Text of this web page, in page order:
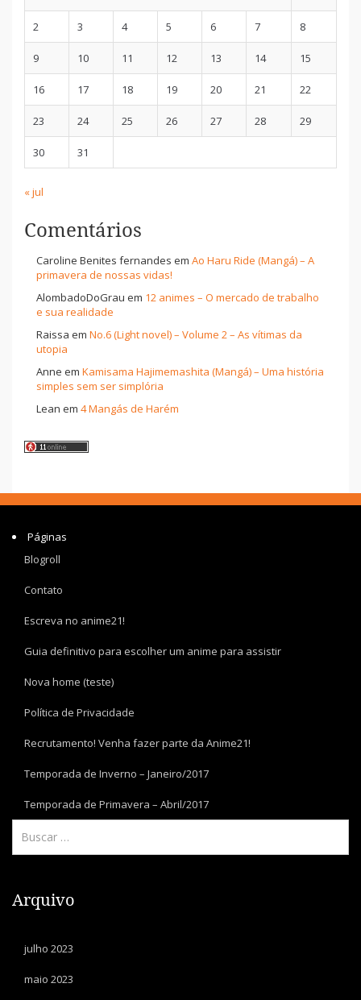
2 3 4 5 6 7 8
9 10 11 12 13 14 15
16 17 18 19 20 21 22
23 24 25 26 27 28 29
30 31
« jul
Comentários
Caroline Benites fernandes em Ao Haru Ride (Mangá) – A
primavera de nossas vidas!
AlombadoDoGrau em 12 animes – O mercado de trabalho
e sua realidade
Raissa em No.6 (Light novel) – Volume 2 – As vítimas da
utopia
Anne em Kamisama Hajimemashita (Mangá) – Uma história
simples sem ser simplória
Lean em 4 Mangás de Harém
Páginas
Blogroll
Contato
Escreva no anime21!
Guia definitivo para escolher um anime para assistir
Nova home (teste)
Política de Privacidade
Recrutamento! Venha fazer parte da Anime21!
Temporada de Inverno – Janeiro/2017
Temporada de Primavera – Abril/2017
Arquivo
julho 2023
maio 2023